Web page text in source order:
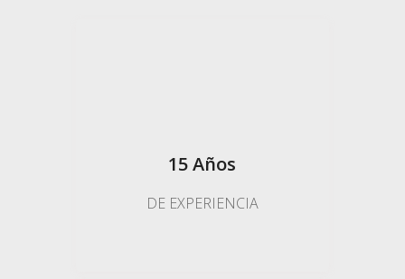
15 Años
DE EXPERIENCIA
necesitábamos. Me
recomendaron Firmax y en 72hs
tenía el préstamo aprobado."